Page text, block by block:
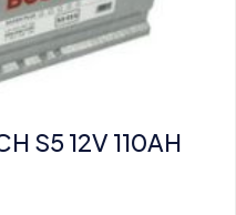
S5 12V 110AH